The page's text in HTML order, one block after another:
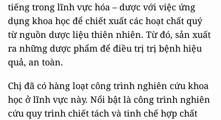
tiếng trong lĩnh vực hóa – dược với việc ứng
dụng khoa học để chiết xuất các hoạt chất quý
từ nguồn dược liệu thiên nhiên. Từ đó, sản xuất
ra những dược phẩm để điều trị trị bệnh hiệu
quả, an toàn.
Chị đã có hàng loạt công trình nghiên cứu khoa
học ở lĩnh vực này. Nổi bật là công trình nghiên
cứu quy trình chiết tách và tinh chế hợp chất